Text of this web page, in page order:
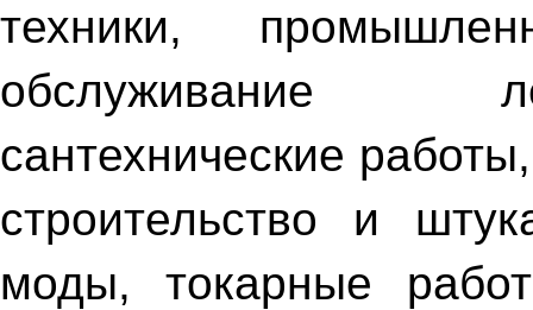
техники,
обслуживание
сантехнические
строительство и
моды, токарные